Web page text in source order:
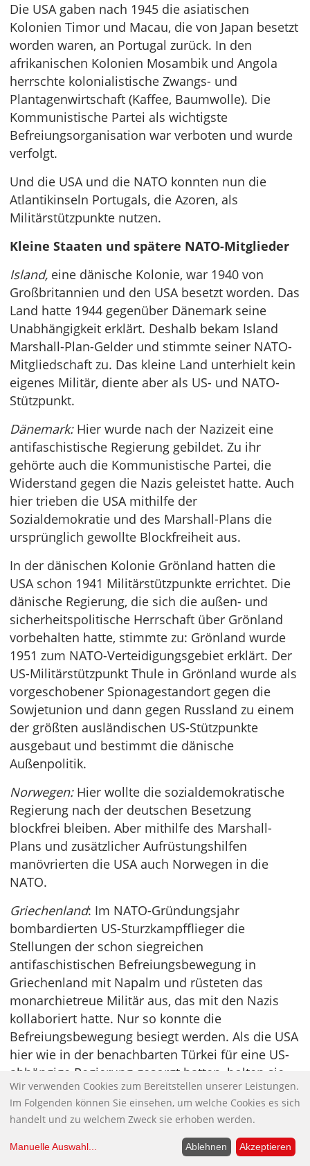
Die USA gaben nach 1945 die asiatischen
Kolonien Timor und Macau, die von Japan besetzt
worden waren, an Portugal zurück. In den
afrikanischen Kolonien Mosambik und Angola
herrschte kolonialistische Zwangs- und
Plantagenwirtschaft (Kaffee, Baumwolle). Die
Kommunistische Partei als wichtigste
Befreiungsorganisation war verboten und wurde
verfolgt.
Und die USA und die NATO konnten nun die
Atlantikinseln Portugals, die Azoren, als
Militärstützpunkte nutzen.
Kleine Staaten und spätere NATO-Mitglieder
Island, eine dänische Kolonie, war 1940 von
Großbritannien und den USA besetzt worden. Das
Land hatte 1944 gegenüber Dänemark seine
Unabhängigkeit erklärt. Deshalb bekam Island
Marshall-Plan-Gelder und stimmte seiner NATO-
Mitgliedschaft zu. Das kleine Land unterhielt kein
eigenes Militär, diente aber als US- und NATO-
Stützpunkt.
Dänemark: Hier wurde nach der Nazizeit eine
antifaschistische Regierung gebildet. Zu ihr
gehörte auch die Kommunistische Partei, die
Widerstand gegen die Nazis geleistet hatte. Auch
hier trieben die USA mithilfe der
Sozialdemokratie und des Marshall-Plans die
ursprünglich gewollte Blockfreiheit aus.
In der dänischen Kolonie Grönland hatten die
USA schon 1941 Militärstützpunkte errichtet. Die
dänische Regierung, die sich die außen- und
sicherheitspolitische Herrschaft über Grönland
vorbehalten hatte, stimmte zu: Grönland wurde
1951 zum NATO-Verteidigungsgebiet erklärt. Der
US-Militärstützpunkt Thule in Grönland wurde als
vorgeschobener Spionagestandort gegen die
Sowjetunion und dann gegen Russland zu einem
der größten ausländischen US-Stützpunkte
ausgebaut und bestimmt die dänische
Außenpolitik.
Norwegen: Hier wollte die sozialdemokratische
Regierung nach der deutschen Besetzung
blockfrei bleiben. Aber mithilfe des Marshall-
Plans und zusätzlicher Aufrüstungshilfen
manövrierten die USA auch Norwegen in die
NATO.
Griechenland: Im NATO-Gründungsjahr
bombardierten US-Sturzkampfflieger die
Stellungen der schon siegreichen
antifaschistischen Befreiungsbewegung in
Griechenland mit Napalm und rüsteten das
monarchietreue Militär aus, das mit den Nazis
kollaboriert hatte. Nur so konnte die
Befreiungsbewegung besiegt werden. Als die USA
hier wie in der benachbarten Türkei für eine US-
abhängige Regierung gesorgt hatten, holten sie
1952 die beiden Staaten in die NATO.
Bundesrepublik Deutschland: Größte US-
Wir verwenden Cookies zum Bereitstellen unserer Leistungen.
Im Folgenden können Sie einsehen, um welche Cookies es sich
handelt und zu welchem Zweck sie erhoben werden.
Manuelle Auswahl... Ablehnen Akzeptieren